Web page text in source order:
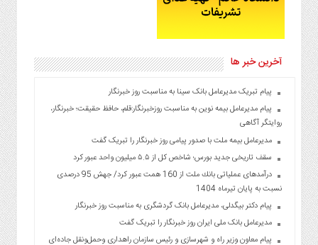
آخرین خبر ها
پیام تبریک مدیرعامل بانک سینا به مناسبت روز خبرنگار
پیام مدیرعامل بیمه نوین به مناسبت روزخبرنگار:قلم، حافظ حقیقت؛ خبرنگار،
روایتگر آگاهی
مدیرعامل بیمه ملت با صدور پیامی روز خبرنگار را تبریک گفت
سقف تاریخی جدید بورس؛ شاخص کل از ۵.۵ میلیون واحد عبور کرد
درآمدهای عملیاتی بانك ملت از 160 همت عبور كرد/ جهش 95 درصدی
نسبت به پایان تیرماه 1404
پیام دکتر بیگدلی، مدیرعامل بانک گردشگری به مناسبت روز خبرنگار
مدیرعامل بانک ملی ایران روز خبرنگار را تبریک گفت
پیام معاون وزیر راه و شهرسازی و رئیس سازمان راهداری وحمل‌ونقل جاده‌ای